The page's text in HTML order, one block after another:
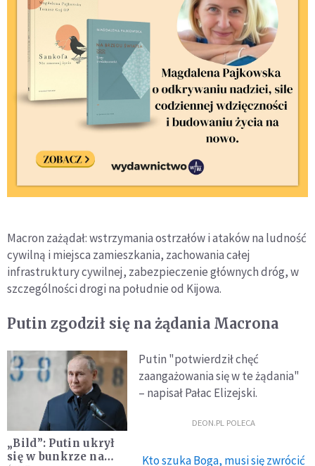
Macron zażądał: wstrzymania ostrzałów i ataków na ludność
cywilną i miejsca zamieszkania, zachowania całej
infrastruktury cywilnej, zabezpieczenie głównych dróg, w
szczególności drogi na południe od Kijowa.
Putin zgodził się na żądania Macrona
„Bild”: Putin ukrył
się w bunkrze na
Putin "potwierdził chęć
zaangażowania się w te żądania"
– napisał Pałac Elizejski.
DEON.PL POLECA
Kto szuka Boga, musi się zwrócić